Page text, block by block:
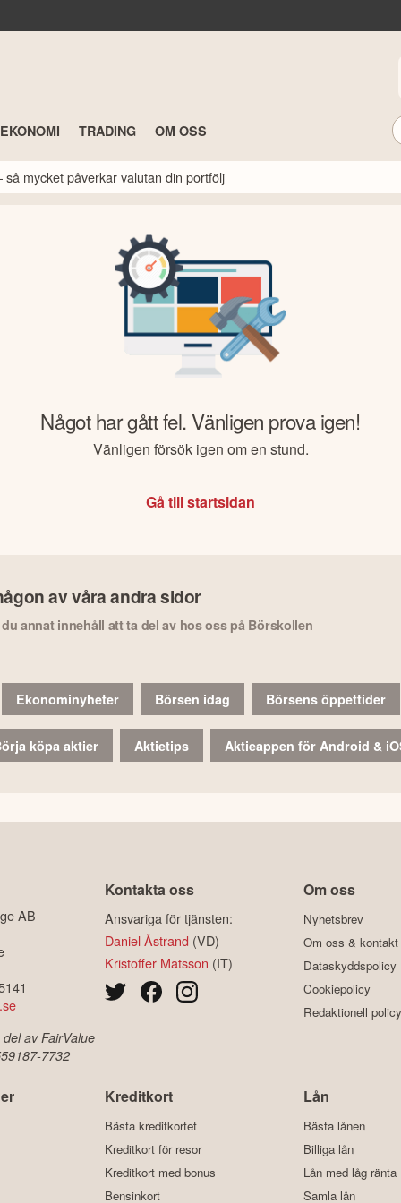
TRADING OM OSS
mycket påverkar valutan din portfölj
Något har gått fel. Vänligen prova igen!
Vänligen försök igen om en stund.
Gå till startsidan
av våra andra sidor
annat innehåll att ta del av hos oss på Börskollen
Ekonominyheter Börsen idag Börsens öppettider
köpa aktier Aktietips Aktieappen för Android &
AB
av FairValue
7732
Kontakta oss
Ansvariga för tjänsten:
Daniel Åstrand (VD)
Kristoffer Matsson (IT)
Om oss
Nyhetsbrev
Om oss & kontakt
Dataskyddspolicy
Cookiepolicy
Redaktionell policy
Kreditkort
Bästa kreditkortet
Kreditkort för resor
Kreditkort med bonus
Bensinkort
Lån
Bästa lånen
Billiga lån
Lån med låg ränta
Samla lån